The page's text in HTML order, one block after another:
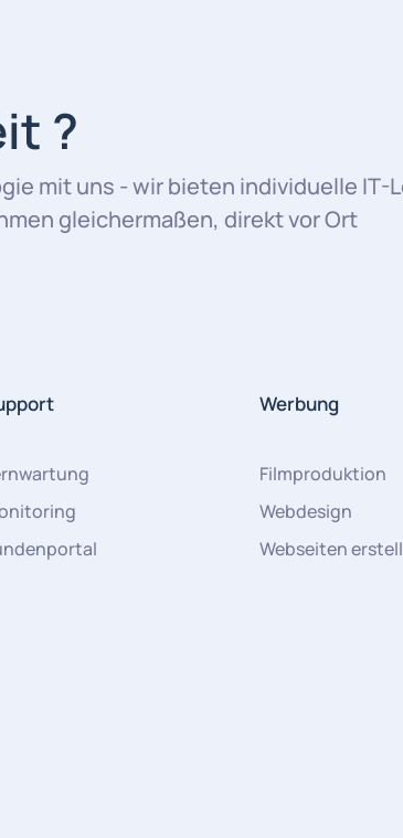
?
mit uns - wir bieten individuelle IT-
gleichermaßen, direkt vor Ort
Werbung
Filmproduktion
Webdesign
Webseiten